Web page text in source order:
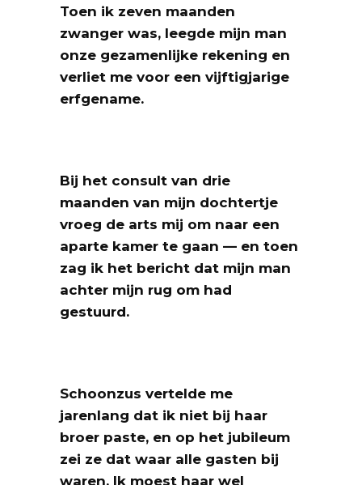
Toen ik zeven maanden
zwanger was, leegde mijn man
onze gezamenlijke rekening en
verliet me voor een vijftigjarige
erfgename.
Bij het consult van drie
maanden van mijn dochtertje
vroeg de arts mij om naar een
aparte kamer te gaan — en toen
zag ik het bericht dat mijn man
achter mijn rug om had
gestuurd.
Schoonzus vertelde me
jarenlang dat ik niet bij haar
broer paste, en op het jubileum
zei ze dat waar alle gasten bij
waren. Ik moest haar wel